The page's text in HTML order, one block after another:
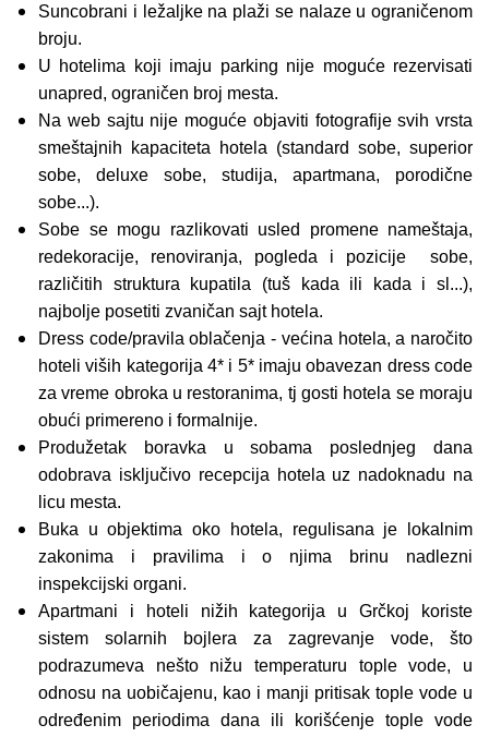
Suncobrani i ležaljke na plaži se nalaze u ograničenom
broju.
U hotelima koji imaju parking nije moguće rezervisati
unapred, ograničen broj mesta.
Na web sajtu nije moguće objaviti fotografije svih vrsta
smeštajnih kapaciteta hotela (standard sobe, superior
sobe, deluxe sobe, studija, apartmana, porodične
sobe...).
Sobe se mogu razlikovati usled promene nameštaja,
redekoracije, renoviranja, pogleda i pozicije sobe,
različitih struktura kupatila (tuš kada ili kada i sl...),
najbolje posetiti zvaničan sajt hotela.
Dress code/pravila oblačenja - većina hotela, a naročito
hoteli viših kategorija 4* i 5* imaju obavezan dress code
za vreme obroka u restoranima, tj gosti hotela se moraju
obući primereno i formalnije.
Produžetak boravka u sobama poslednjeg dana
odobrava isključivo recepcija hotela uz nadoknadu na
licu mesta.
Buka u objektima oko hotela, regulisana je lokalnim
zakonima i pravilima i o njima brinu nadlezni
inspekcijski organi.
Apartmani i hoteli nižih kategorija u Grčkoj koriste
sistem solarnih bojlera za zagrevanje vode, što
podrazumeva nešto nižu temperaturu tople vode, u
odnosu na uobičajenu, kao i manji pritisak tople vode u
određenim periodima dana ili korišćenje tople vode